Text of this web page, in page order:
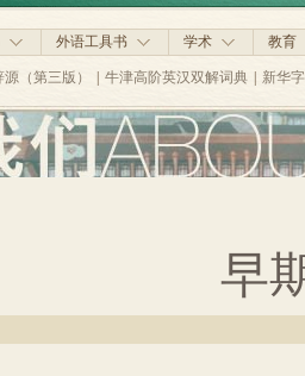
外语工具书 学术 教育
源（第三版） 牛津高阶英汉双解词典 新华
早